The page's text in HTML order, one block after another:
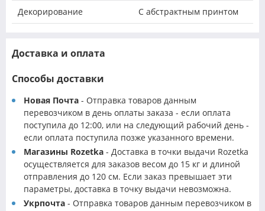
Декорирование С абстрактным принтом
Доставка и оплата
Способы доставки
Новая Почта - Отправка товаров данным
перевозчиком в день оплаты заказа - если оплата
поступила до 12:00, или на следующий рабочий день -
если оплата поступила позже указанного времени.
Магазины Rozetka - Доставка в точки выдачи Rozetka
осуществляется для заказов весом до 15 кг и длиной
отправления до 120 см. Если заказ превышает эти
параметры, доставка в точку выдачи невозможна.
Укрпочта - Отправка товаров данным перевозчиком в